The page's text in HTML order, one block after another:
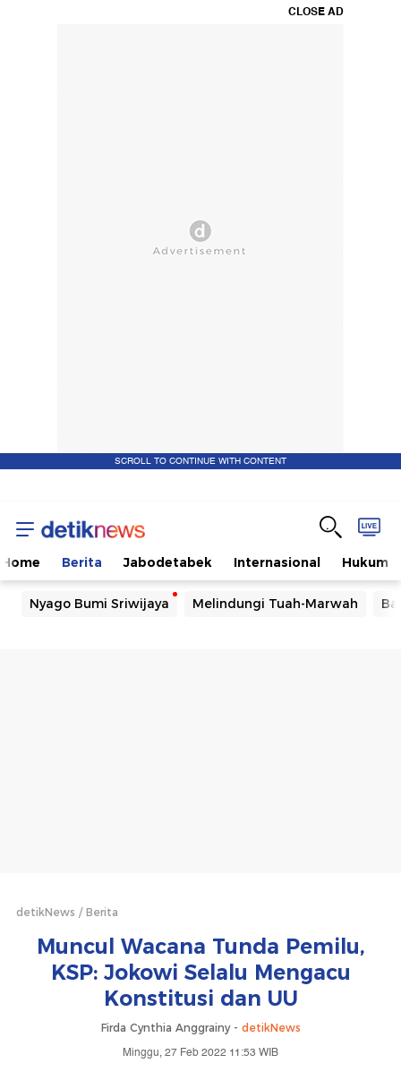
CLOSE AD
SCROLL TO CONTINUE WITH CONTENT
Home Berita Jabodetabek Internasional Hukum
Nyago Bumi Sriwijaya Melindungi Tuah-Marwah
detikNews Berita
Muncul Wacana Tunda Pemilu,
KSP: Jokowi Selalu Mengacu
Konstitusi dan UU
Firda Cynthia Anggrainy - detikNews
Minggu, 27 Feb 2022 11:53 WIB